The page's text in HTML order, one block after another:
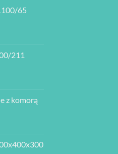
65
211
z komorą